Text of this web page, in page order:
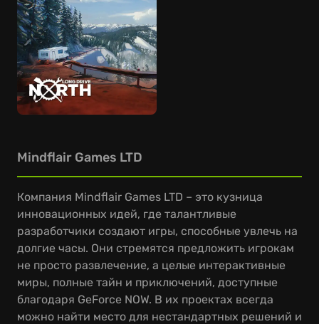
Mindflair Games LTD
Компания Mindflair Games LTD – это кузница
инновационных идей, где талантливые
разработчики создают игры, способные увлечь на
долгие часы. Они стремятся предложить игрокам
не просто развлечение, а целые интерактивные
миры, полные тайн и приключений, доступные
благодаря GeForce NOW. В их проектах всегда
можно найти место для нестандартных решений и